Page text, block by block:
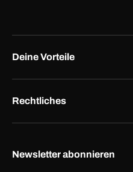
Deine Vorteile
Rechtliches
Newsletter abonnieren